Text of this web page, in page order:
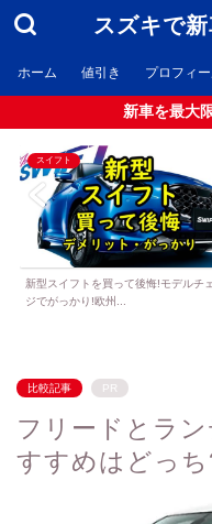
スズキで
ホーム 値引き プロフィ
新車を最大
スイフト
新型スイフトを買って後悔!モデルチ
ジでがっかり!欧州...
比較記事 PR
フリードとラ
すすめはどっち